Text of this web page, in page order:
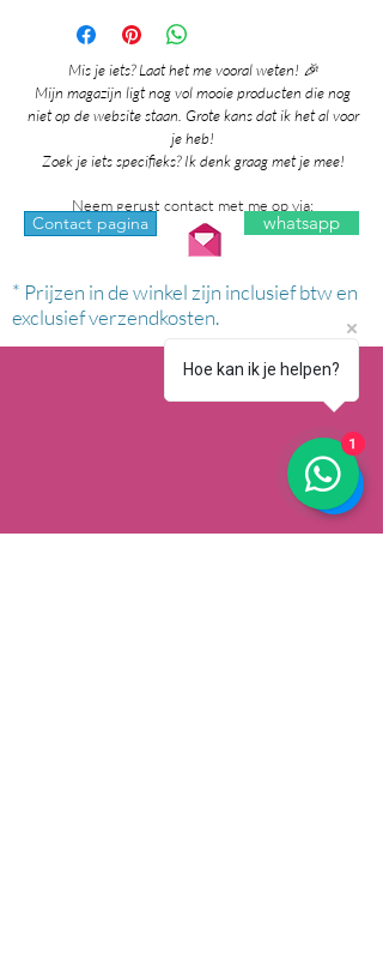
Mis je iets? Laat het me vooral weten! 🎉
Mijn magazijn ligt nog vol mooie producten die nog
niet op de website staan. Grote kans dat ik het al voor
je heb!
Zoek je iets specifieks? Ik denk graag met je mee!
Neem gerust contact met me op via:
Contact pagina whatsapp
* Prijzen in de winkel zijn inclusief btw en
exclusief verzendkosten.
Hoe kan ik je helpen?
1